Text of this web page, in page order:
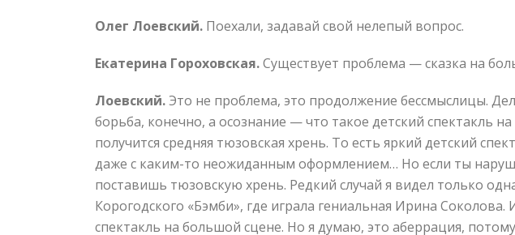
Олег Лоевский. Поехали, задавай свой нелепый вопрос.
Екатерина Гороховская.Существует проблема — сказка на
Лоевский. Это не проблема, это продолжение бессмыслицы.
борьба, конечно, а осознание — что такое детский спектакль
получится средняя тюзовская хрень. То есть яркий детский
даже с каким-то неожиданным оформлением… Но если ты
поставишь тюзовскую хрень. Редкий случай я видел только
Корогодского «Бэмби», где играла гениальная Ирина
спектакль на большой сцене. Но я думаю, это аберрация,